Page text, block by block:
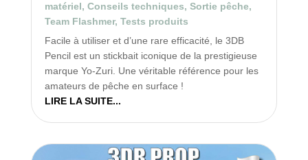
matériel, Conseils techniques, Sortie pêche,
Team Flashmer, Tests produits
Facile à utiliser et d’une rare efficacité, le 3DB
Pencil est un stickbait iconique de la prestigieuse
marque Yo-Zuri. Une véritable référence pour les
amateurs de pêche en surface !
LIRE LA SUITE...